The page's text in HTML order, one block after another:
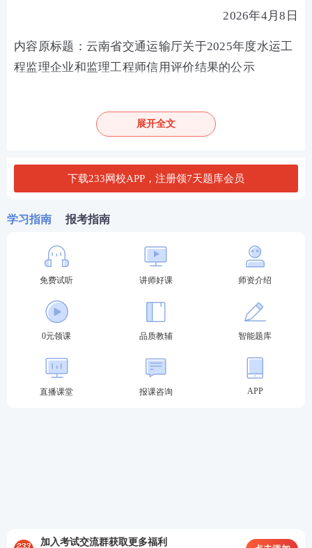
2026年4月8日
内容原标题： 云南省交通运输厅关于2025年度水运工
程监理企业和监理工程师信用评价结果的公示
添加学霸君微信（ks233wx8），进监理备考群
展开全文
下载233网校APP，注册领7天题库会员
学习指南 报考指南
免费试听 讲师好课 师资介绍
0元领课 品质教辅 智能题库
直播课堂 报课咨询 APP
加入考试交流群获取更多福利